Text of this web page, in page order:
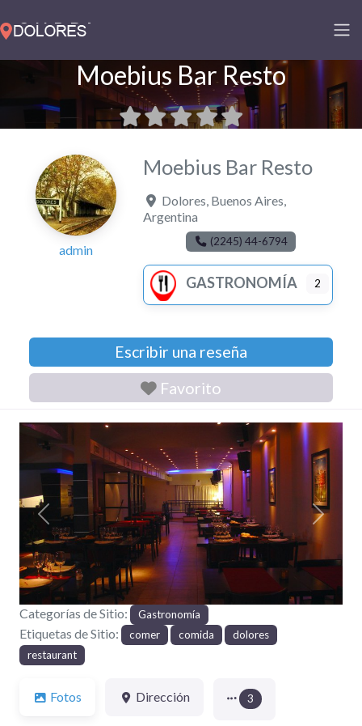
Moebius Bar Resto
admin
Moebius Bar Resto
Dolores, Buenos Aires,
Argentina
(2245) 44-6794
GASTRONOMÍA 2
Escribir una reseña
Favorito
Anterior
Categorías de Sitio: Gastronomía
Etiquetas de Sitio: comer comida
dolores
restaurant
Fotos Dirección 3